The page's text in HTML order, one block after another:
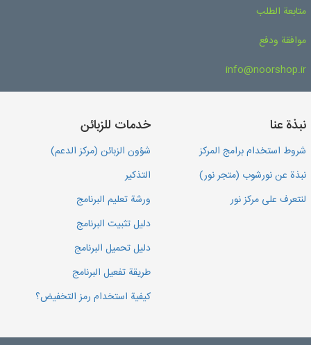
متابعة الطلب
موافقة ودفع
info@noorshop.ir
نبذة عنا
شروط استخدام برامج المركز
نبذة عن نورشوب (متجر نور)
لنتعرف على مركز نور
خدمات للزبائن
شؤون الزبائن (مركز الدعم)
التذكير
ورشة تعليم البرنامج
دليل تثبيت البرنامج
دليل تحميل البرنامج
طريقة تفعيل البرنامج
كيفية استخدام رمز التخفيض؟